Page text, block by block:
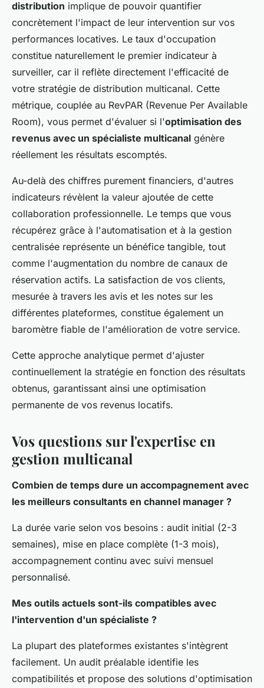
distribution implique de pouvoir quantifier
concrètement l'impact de leur intervention sur vos
performances locatives. Le taux d'occupation
constitue naturellement le premier indicateur à
surveiller, car il reflète directement l'efficacité de
votre stratégie de distribution multicanal. Cette
métrique, couplée au RevPAR (Revenue Per Available
Room), vous permet d'évaluer si l'optimisation des
revenus avec un spécialiste multicanal génère
réellement les résultats escomptés.
Au-delà des chiffres purement financiers, d'autres
indicateurs révèlent la valeur ajoutée de cette
collaboration professionnelle. Le temps que vous
récupérez grâce à l'automatisation et à la gestion
centralisée représente un bénéfice tangible, tout
comme l'augmentation du nombre de canaux de
réservation actifs. La satisfaction de vos clients,
mesurée à travers les avis et les notes sur les
différentes plateformes, constitue également un
baromètre fiable de l'amélioration de votre service.
Cette approche analytique permet d'ajuster
continuellement la stratégie en fonction des résultats
obtenus, garantissant ainsi une optimisation
permanente de vos revenus locatifs.
Vos questions sur l'expertise en
gestion multicanal
Combien de temps dure un accompagnement avec
les meilleurs consultants en channel manager ?
La durée varie selon vos besoins : audit initial (2-3
semaines), mise en place complète (1-3 mois),
accompagnement continu avec suivi mensuel
personnalisé.
Mes outils actuels sont-ils compatibles avec
l'intervention d'un spécialiste ?
La plupart des plateformes existantes s'intègrent
facilement. Un audit préalable identifie les
compatibilités et propose des solutions d'optimisation